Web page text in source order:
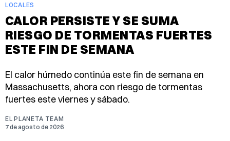
LOCALES
CALOR PERSISTE Y SE SUMA
RIESGO DE TORMENTAS FUERTES
ESTE FIN DE SEMANA
El calor húmedo continúa este fin de semana en
Massachusetts, ahora con riesgo de tormentas
fuertes este viernes y sábado.
EL PLANETA TEAM
7 de agosto de 2026